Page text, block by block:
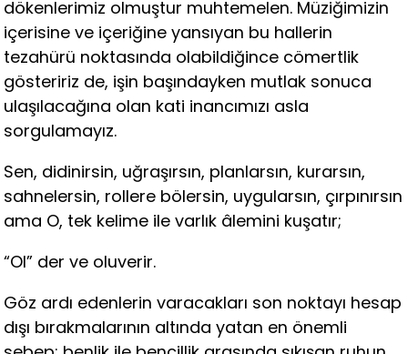
dökenlerimiz olmuştur muhtemelen. Müziğimizin
içerisine ve içeriğine yansıyan bu hallerin
tezahürü noktasında olabildiğince cömertlik
gösteririz de, işin başındayken mutlak sonuca
ulaşılacağına olan kati inancımızı asla
sorgulamayız.
Sen, didinirsin, uğraşırsın, planlarsın, kurarsın,
sahnelersin, rollere bölersin, uygularsın, çırpınırsın
ama O, tek kelime ile varlık âlemini kuşatır;
“Ol” der ve oluverir.
Göz ardı edenlerin varacakları son noktayı hesap
dışı bırakmalarının altında yatan en önemli